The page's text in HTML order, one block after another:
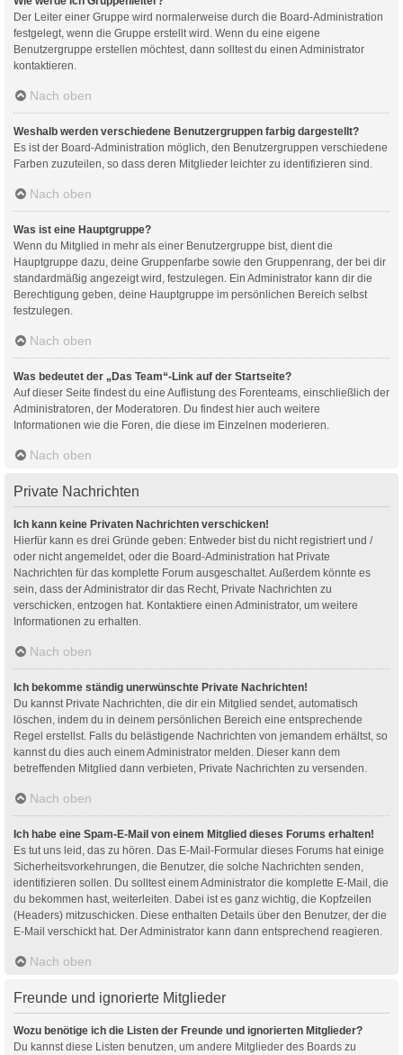
Der Leiter einer Gruppe wird normalerweise durch die Board-Administration
festgelegt, wenn die Gruppe erstellt wird. Wenn du eine eigene
Benutzergruppe erstellen möchtest, dann solltest du einen Administrator
kontaktieren.
Nach oben
Weshalb werden verschiedene Benutzergruppen farbig dargestellt?
Es ist der Board-Administration möglich, den Benutzergruppen verschiedene
Farben zuzuteilen, so dass deren Mitglieder leichter zu identifizieren sind.
Nach oben
Was ist eine Hauptgruppe?
Wenn du Mitglied in mehr als einer Benutzergruppe bist, dient die
Hauptgruppe dazu, deine Gruppenfarbe sowie den Gruppenrang, der bei dir
standardmäßig angezeigt wird, festzulegen. Ein Administrator kann dir die
Berechtigung geben, deine Hauptgruppe im persönlichen Bereich selbst
festzulegen.
Nach oben
Was bedeutet der „Das Team“-Link auf der Startseite?
Auf dieser Seite findest du eine Auflistung des Forenteams, einschließlich der
Administratoren, der Moderatoren. Du findest hier auch weitere
Informationen wie die Foren, die diese im Einzelnen moderieren.
Nach oben
Private Nachrichten
Ich kann keine Privaten Nachrichten verschicken!
Hierfür kann es drei Gründe geben: Entweder bist du nicht registriert und /
oder nicht angemeldet, oder die Board-Administration hat Private
Nachrichten für das komplette Forum ausgeschaltet. Außerdem könnte es
sein, dass der Administrator dir das Recht, Private Nachrichten zu
verschicken, entzogen hat. Kontaktiere einen Administrator, um weitere
Informationen zu erhalten.
Nach oben
Ich bekomme ständig unerwünschte Private Nachrichten!
Du kannst Private Nachrichten, die dir ein Mitglied sendet, automatisch
löschen, indem du in deinem persönlichen Bereich eine entsprechende
Regel erstellst. Falls du belästigende Nachrichten von jemandem erhältst, so
kannst du dies auch einem Administrator melden. Dieser kann dem
betreffenden Mitglied dann verbieten, Private Nachrichten zu versenden.
Nach oben
Ich habe eine Spam-E-Mail von einem Mitglied dieses Forums erhalten!
Es tut uns leid, das zu hören. Das E-Mail-Formular dieses Forums hat einige
Sicherheitsvorkehrungen, die Benutzer, die solche Nachrichten senden,
identifizieren sollen. Du solltest einem Administrator die komplette E-Mail, die
du bekommen hast, weiterleiten. Dabei ist es ganz wichtig, die Kopfzeilen
(Headers) mitzuschicken. Diese enthalten Details über den Benutzer, der die
E-Mail verschickt hat. Der Administrator kann dann entsprechend reagieren.
Nach oben
Freunde und ignorierte Mitglieder
Wozu benötige ich die Listen der Freunde und ignorierten Mitglieder?
Du kannst diese Listen benutzen, um andere Mitglieder des Boards zu